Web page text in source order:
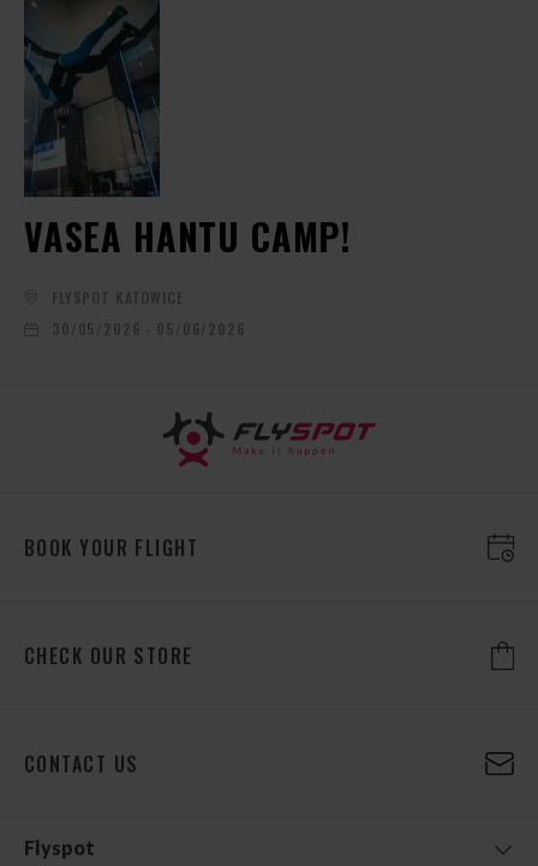
VASEA HANTU CAMP!
FLYSPOT KATOWICE
30/05/2026 - 05/06/2026
BOOK YOUR FLIGHT
CHECK OUR STORE
CONTACT US
Flyspot